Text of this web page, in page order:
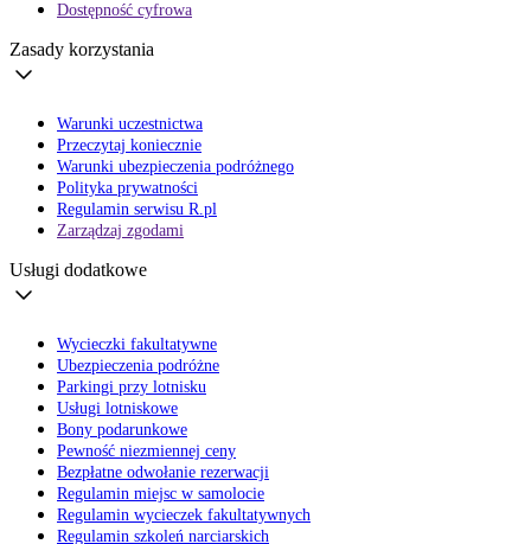
Dostępność cyfrowa
Zasady korzystania
Warunki uczestnictwa
Przeczytaj koniecznie
Warunki ubezpieczenia podróżnego
Polityka prywatności
Regulamin serwisu R.pl
Zarządzaj zgodami
Usługi dodatkowe
Wycieczki fakultatywne
Ubezpieczenia podróżne
Parkingi przy lotnisku
Usługi lotniskowe
Bony podarunkowe
Pewność niezmiennej ceny
Bezpłatne odwołanie rezerwacji
Regulamin miejsc w samolocie
Regulamin wycieczek fakultatywnych
Regulamin szkoleń narciarskich